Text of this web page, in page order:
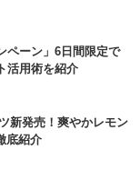
ペーン」6日間限定で
活用術を紹介
新発売！爽やかレモン
底紹介